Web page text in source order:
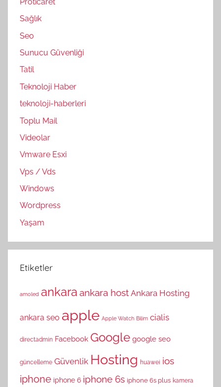
Sağlık
Seo
Sunucu Güvenliği
Tatil
Teknoloji Haber
teknoloji-haberleri
Toplu Mail
Videolar
Vmware Esxi
Vps / Vds
Windows
Wordpress
Yaşam
Etiketler
amoled ankara ankara host Ankara Hosting
ankara seo apple Apple Watch Bilim cialis
directadmin Facebook Google google seo
güncelleme Güvenlik Hosting huawei ios
iphone iphone 6 iphone 6s iphone 6s plus kamera